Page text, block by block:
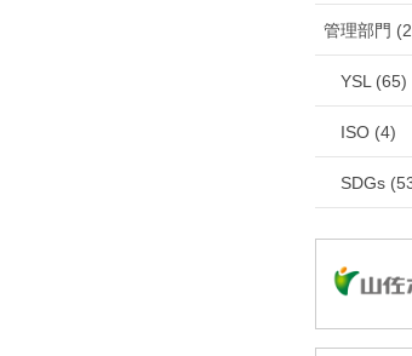
管理部門
YSL (65)
ISO (4)
SDGs